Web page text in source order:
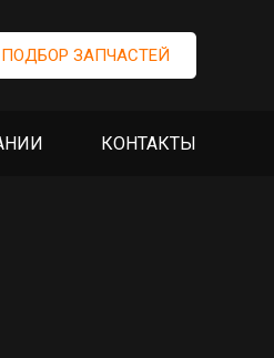
ПОДБОР ЗАПЧАСТЕЙ
КОНТАКТЫ